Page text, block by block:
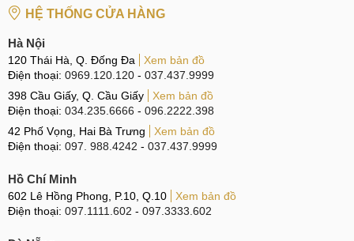
HỆ THỐNG CỬA HÀNG
Hà Nội
120 Thái Hà, Q. Đống Đa
Xem bản đồ
Điện thoại: 0969.120.120 - 037.437.9999
398 Cầu Giấy, Q. Cầu Giấy
Xem bản đồ
Điện thoại: 034.235.6666 - 096.2222.398
42 Phố Vọng, Hai Bà Trưng
Xem bản đồ
Điện thoại: 097. 988.4242 - 037.437.9999
Hồ Chí Minh
602 Lê Hồng Phong, P.10, Q.10
Xem bản đồ
Điện thoại: 097.1111.602 - 097.3333.602